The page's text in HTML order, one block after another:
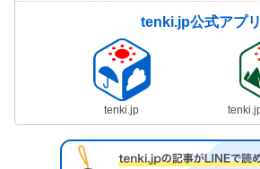
tenki.jp公式アプリ
tenki.jp